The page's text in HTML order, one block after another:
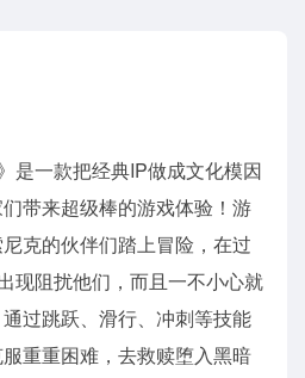
是一款把经典IP做成文化模因
带来超级棒的游戏体验！游
克的伙伴们踏上冒险，在过
现阻扰他们，而且一不小心就
过跳跃、滑行、冲刺等技能
重重困难，去救赎堕入黑暗